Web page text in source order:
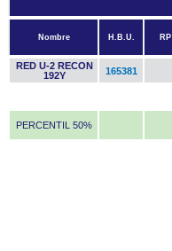
Nombre H.B.U. RP
RED U-2 RECON
192Y
165381
PERCENTIL 50%